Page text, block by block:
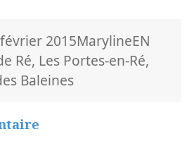
2015Auteur
MarylineEN
Ré, Les Portes-en-Ré,
Baleines